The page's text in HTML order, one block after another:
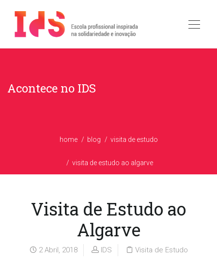
Acontece no IDS
home blog visita de estudo
visita de estudo ao algarve
Visita de Estudo ao
Algarve
2 Abril, 2018 IDS Visita de Estudo